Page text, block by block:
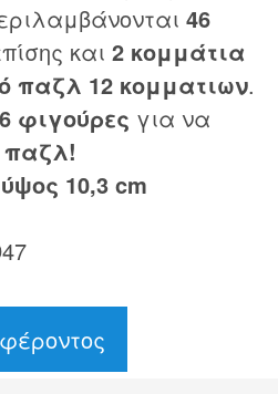
46
και 2 κομμάτια
παζλ 12 κομματιων.
6 φιγούρες για να
παζλ!
ύψος 10,3 cm